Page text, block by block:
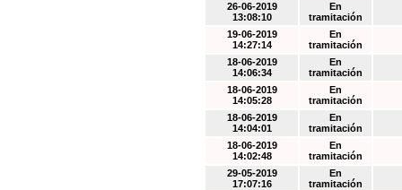
26-06-2019
13:08:10
En
tramitación
19-06-2019
14:27:14
En
tramitación
18-06-2019
14:06:34
En
tramitación
18-06-2019
14:05:28
En
tramitación
18-06-2019
14:04:01
En
tramitación
18-06-2019
14:02:48
En
tramitación
29-05-2019
17:07:16
En
tramitación